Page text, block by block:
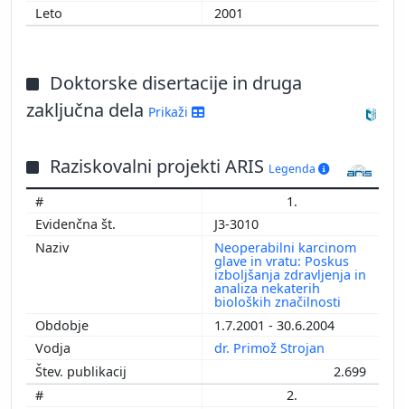
2001
Doktorske disertacije in druga
zaključna dela Prikaži
Raziskovalni projekti ARIS Legenda
1.
J3-3010
Neoperabilni karcinom
glave in vratu: Poskus
izboljšanja zdravljenja in
analiza nekaterih
bioloških značilnosti
1.7.2001 - 30.6.2004
dr. Primož Strojan
2.699
2.